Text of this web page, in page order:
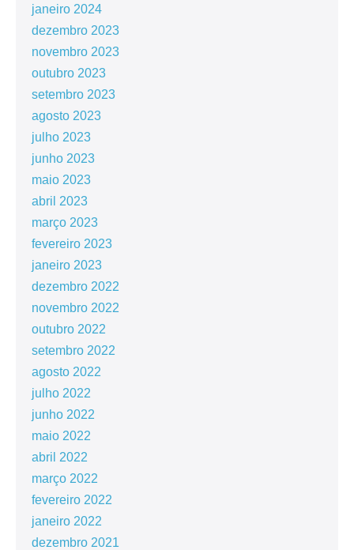
janeiro 2024
dezembro 2023
novembro 2023
outubro 2023
setembro 2023
agosto 2023
julho 2023
junho 2023
maio 2023
abril 2023
março 2023
fevereiro 2023
janeiro 2023
dezembro 2022
novembro 2022
outubro 2022
setembro 2022
agosto 2022
julho 2022
junho 2022
maio 2022
abril 2022
março 2022
fevereiro 2022
janeiro 2022
dezembro 2021